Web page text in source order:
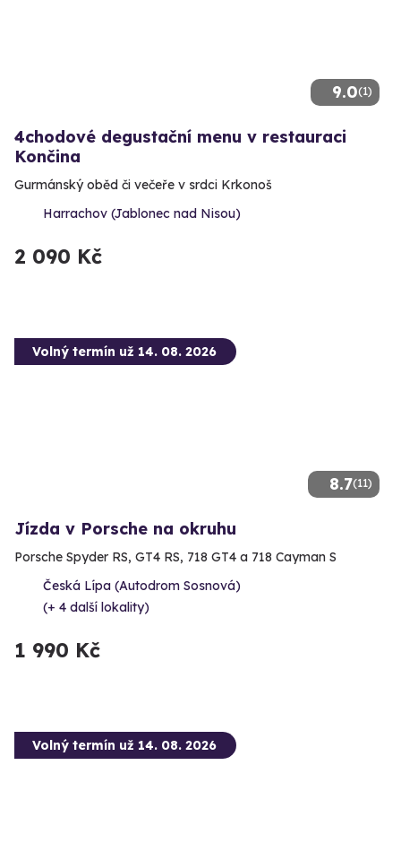
9.0(1)
4chodové degustační menu v restauraci
Končina
Gurmánský oběd či večeře v srdci Krkonoš
Harrachov (Jablonec nad Nisou)
2 090 Kč
8.7(11)
Volný termín už 14. 08. 2026
Jízda v Porsche na okruhu
Porsche Spyder RS, GT4 RS, 718 GT4 a 718 Cayman S
Česká Lípa (Autodrom Sosnová)
(+ 4 další lokality)
1 990 Kč
Volný termín už 14. 08. 2026